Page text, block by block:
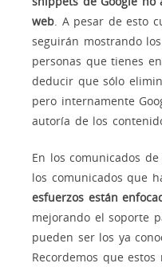
web . A pesar de esto
seguirán mostrando
personas que tienes
deducir que sólo
pero internamente
autoría de los
En los comunicados
los comunicados que
esfuerzos están
mejorando el soporte
pueden ser los ya
Recordemos que